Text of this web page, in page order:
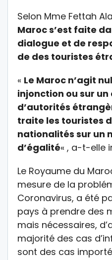
Selon Mme Fettah
Maroc s’est faite
dialogue et de
de des touristes
« Le Maroc n’agit
injonction ou sur
d’autorités
traite les touristes
nationalités sur un
d’égalité« , a-t-elle
Le Royaume du
mesure de la
Coronavirus, a été
pays à prendre des
mais nécessaires,
majorité des cas
sont des cas